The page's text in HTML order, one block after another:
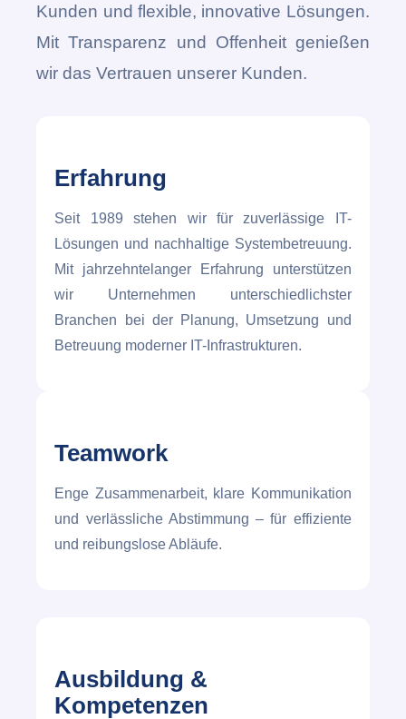
Kunden und flexible, innovative Lösungen.
Mit Transparenz und Offenheit genießen
wir das Vertrauen unserer Kunden.
Erfahrung
Seit 1989 stehen wir für zuverlässige IT-
Lösungen und nachhaltige Systembetreuung.
Mit jahrzehntelanger Erfahrung unterstützen
wir Unternehmen unterschiedlichster
Branchen bei der Planung, Umsetzung und
Betreuung moderner IT-Infrastrukturen.
Teamwork
Enge Zusammenarbeit, klare Kommunikation
und verlässliche Abstimmung – für effiziente
und reibungslose Abläufe.
Ausbildung &
Kompetenzen